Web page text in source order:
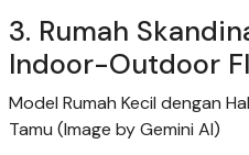
3. Rumah
Indoor-Outdoor
Model Rumah Kecil dengan
Tamu (Image by Gemini AI)